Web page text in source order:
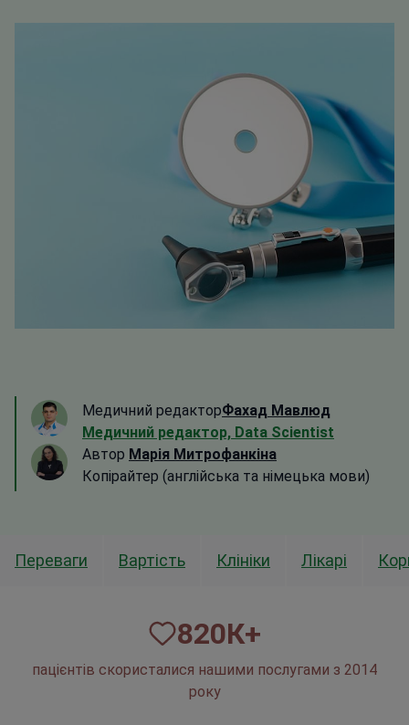
Медичний редакторФахад Мавлюд
Медичний редактор, Data Scientist
Автор Марія Митрофанкіна
Копірайтер (англійська та німецька мови)
Переваги Вартість Клініки Лікарі
820К+
пацієнтів скористалися нашими послугами з 2014
року